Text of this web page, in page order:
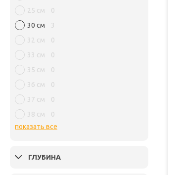
25 см
0
30 см
3
32 см
0
33 см
0
35 см
0
36 см
0
37 см
0
38 см
0
показать все
ГЛУБИНА